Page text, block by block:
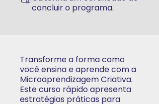
concluir o programa.
Transforme a forma como
você ensina e aprende com a
Microaprendizagem Criativa.
Este curso rápido apresenta
estratégias práticas para